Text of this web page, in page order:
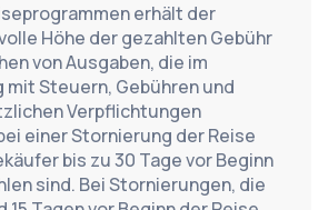
erhält der
Höhe der gezahlten Gebühr
von Ausgaben, die im
mit Steuern, Gebühren und
Verpflichtungen
einer Stornierung der Reise
bis zu 30 Tage vor Beginn
sind. Bei Stornierungen, die